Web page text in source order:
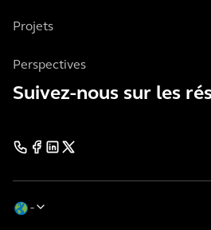
Projets
Perspectives
Suivez-nous sur les